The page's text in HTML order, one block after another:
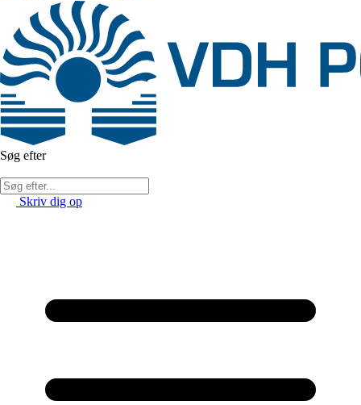
Søg efter
Skriv dig op